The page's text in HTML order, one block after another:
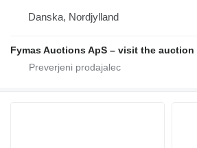
Danska, Nordjylland